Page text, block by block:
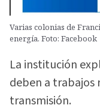
Varias colonias de
energía. Foto: Facebook
La institución
deben a trabajos
transmisión.